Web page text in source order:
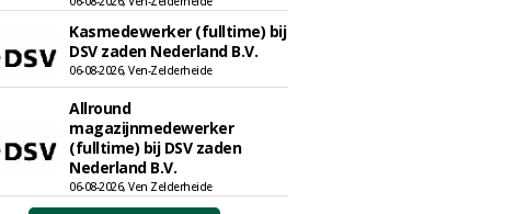
Kasmedewerker (fulltime) bij
DSV zaden Nederland B.V.
06-08-2026, Ven-Zelderheide
Allround
magazijnmedewerker
(fulltime) bij DSV zaden
Nederland B.V.
06-08-2026, Ven Zelderheide